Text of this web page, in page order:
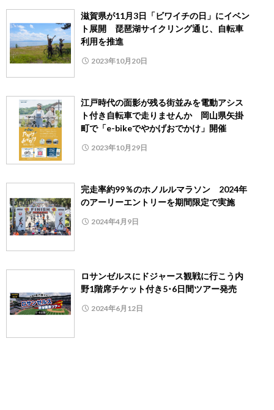
滋賀県が11月3日「ビワイチの日」にイベン
ト展開 琵琶湖サイクリング通じ、自転車
利用を推進
2023年10月20日
江戸時代の面影が残る街並みを電動アシス
ト付き自転車で走りませんか 岡山県矢掛
町で「e-bikeでやかげおでかけ」開催
2023年10月29日
完走率約99％のホノルルマラソン 2024年
のアーリーエントリーを期間限定で実施
2024年4月9日
ロサンゼルスにドジャース観戦に行こう内
野1階席チケット付き5･6日間ツアー発売
2024年6月12日